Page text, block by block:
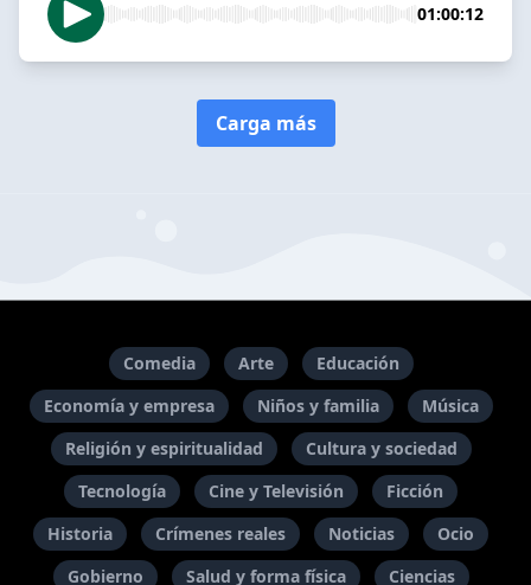
01:00:12
Carga más
Comedia Arte
Educación
Economía y empresa
Niños y familia
Música
Religión y espiritualidad
Cultura y sociedad
Tecnología
Cine y Televisión
Ficción
Historia
Crímenes reales Noticias
Ocio
Gobierno
Salud y forma física Ciencias